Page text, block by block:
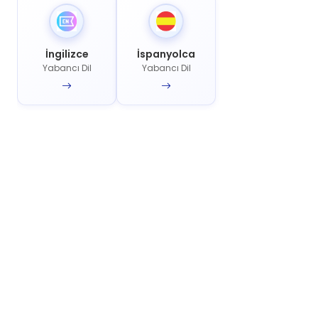
İngilizce
Yabancı Dil
İspanyolca
Yabancı Dil